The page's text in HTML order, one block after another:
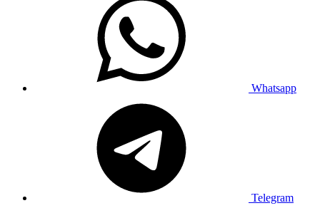
Whatsapp
Telegram